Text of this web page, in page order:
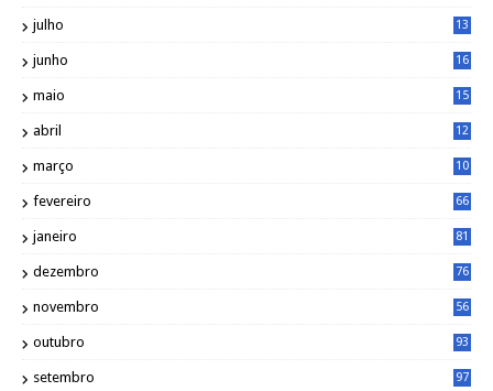
julho
13
junho
16
maio
15
abril
12
março
10
fevereiro 66
janeiro 81
dezembro 76
novembro 56
outubro 93
setembro 97